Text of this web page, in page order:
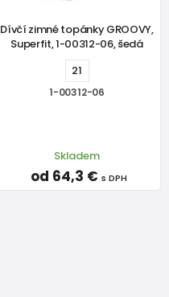
Dívčí zimné topánky GROOVY,
Superfit, 1-00312-06, šedá
21
1-00312-06
Skladem
od 64,3 € s DPH